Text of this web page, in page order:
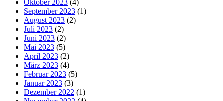
Oktober 2023 (4)
September 2023 (1)
August 2023 (2)
Juli 2023 (2)
Juni 2023 (2)
Mai 2023 (5)
April 2023 (2)
März 2023 (4)
Februar 2023 (5)
Januar 2023 (3)
Dezember 2022 (1)